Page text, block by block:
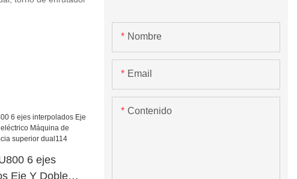
6 ejes
Eje Y Doble
Nombre
Email
Contenido